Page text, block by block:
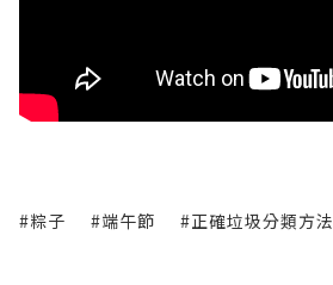
#粽子 #端午節 #正確垃圾分類方法